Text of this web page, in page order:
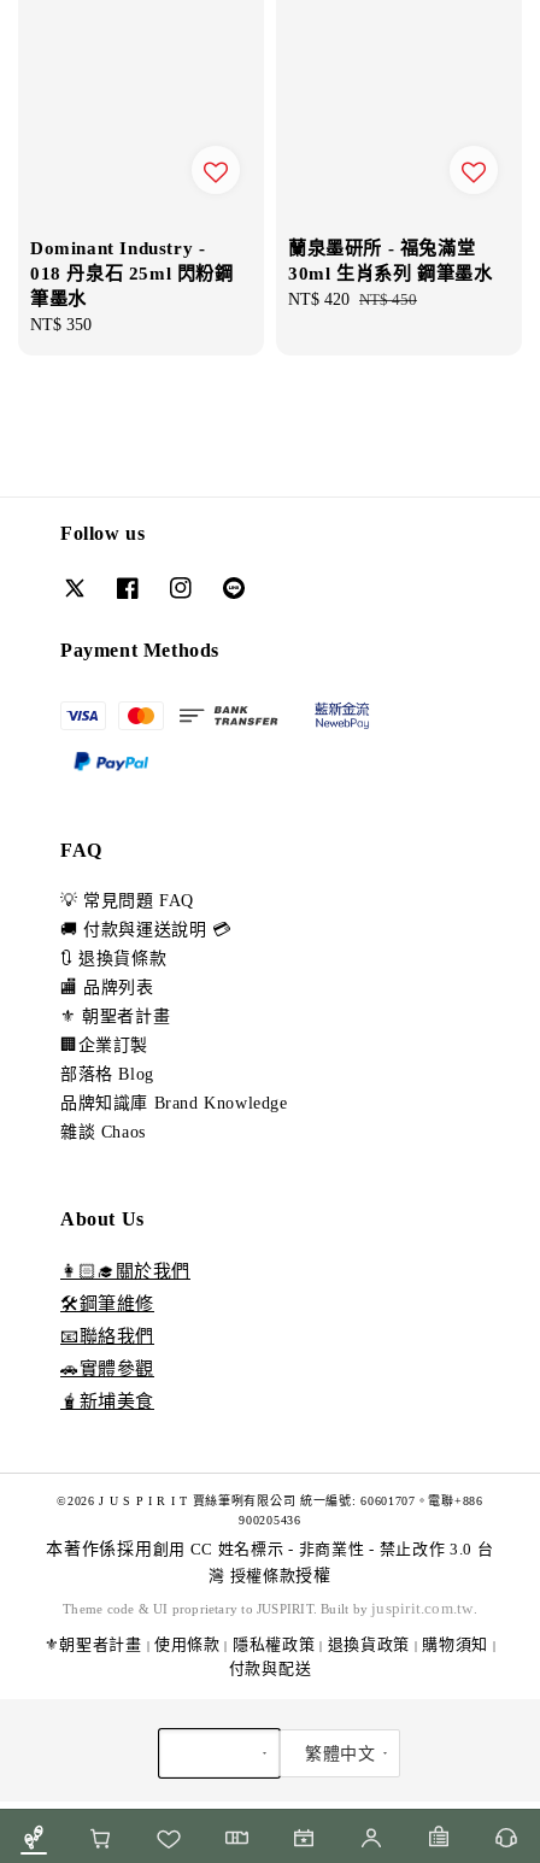
Dominant Industry -
018 丹泉石 25ml 閃粉鋼
筆墨水
Regular
NT$ 350
蘭泉墨研所 - 福兔滿堂
30ml 生肖系列 鋼筆墨水
Sale
NT$ 420 Regular
NT$ 450
Follow us
Payment Methods
FAQ
💡 常見問題 FAQ
🚚 付款與運送說明 💳
🔃 退換貨條款
🏬 品牌列表
⚜️ 朝聖者計畫
🏢企業訂製
部落格 Blog
品牌知識庫 Brand Knowledge
雜談 Chaos
About Us
👩🏻‍🎓關於我們
🛠️鋼筆維修
📧聯絡我們
🚗實體參觀
🧋新埔美食
©2026 J U S P I R I T 賈絲筆咧有限公司 統一編號: 60601707。電聯+886
900205436
本著作係採用 創用 CC 姓名標示 - 非商業性 - 禁止改作 3.0 台
灣 授權條款授權
Theme code & UI proprietary to JUSPIRIT. Built by juspirit.com.tw
⚜️朝聖者計畫 | 使用條款 | 隱私權政策 | 退換貨政策 | 購物須知 |
付款與配送